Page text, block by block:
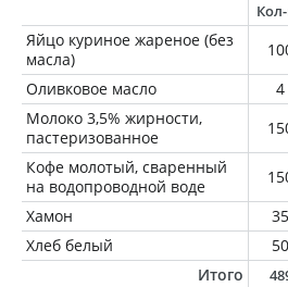
Яйцо куриное жареное (без
масла)
Оливковое масло
4
Молоко 3,5% жирности,
пастеризованное
Кофе молотый, сваренный
на водопроводной воде
Хамон
35
Хлеб белый
50
Итого